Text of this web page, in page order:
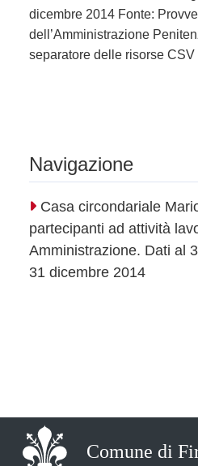
dicembre 2014 Fonte:
dell’Amministrazione
separatore delle risorse CSV
Navigazione
Casa circondariale
partecipanti ad attività
Amministrazione. Dati al
31 dicembre 2014
Comune di